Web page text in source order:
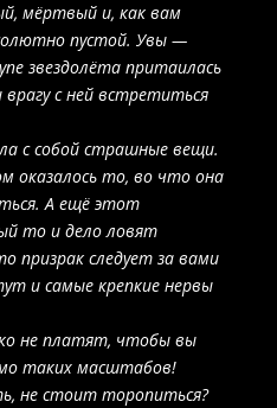
мёртвый и, как вам
пустой. Увы —
звездолёта притаилась
с ней встретиться
с собой страшные вещи.
оказалось то, во что она
А ещё этот
то и дело ловят
призрак следует за вами
и самые крепкие нервы
не платят, чтобы вы
таких масштабов!
не стоит торопиться?